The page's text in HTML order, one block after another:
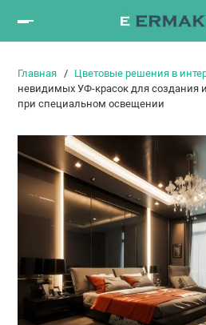
Главная Цветовые решения в
невидимых УФ-красок для создания
при специальном освещении